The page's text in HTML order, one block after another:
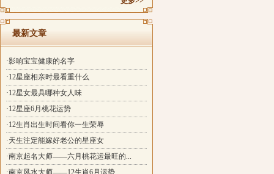
最新文章
·影响宝宝健康的名字
·12星座相亲时最看重什么
·12星女最具哪种女人味
·12星座6月桃花运势
·12生肖出生时间看你一生荣辱
·天生注定能嫁好老公的星座女
·南京起名大师——六月桃花运最旺的...
·南京风水大师——12生肖6月运势